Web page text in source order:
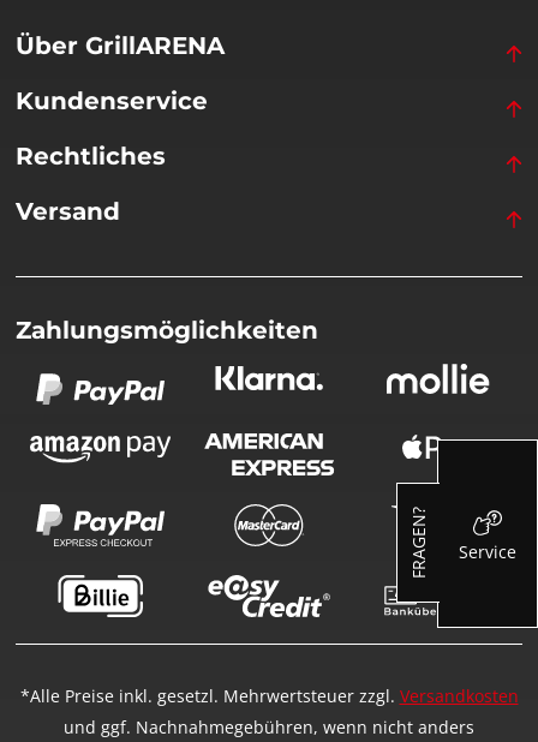
Über GrillARENA
Kundenservice
Rechtliches
Versand
Zahlungsmöglichkeiten
*Alle Preise inkl. gesetzl. Mehrwertsteuer zzgl. Versandkosten
und ggf. Nachnahmegebühren, wenn nicht anders
FRAGEN? Service